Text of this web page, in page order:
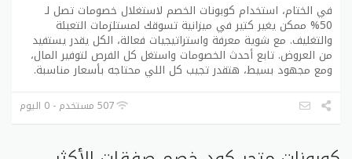
في الختام، استخدام كوبونات الخصم لاستغلال خصومات تصل لـ
50% ممكن يغير كتير في ميزانية تسوقك لمستلزمات التعبئة
والتغليف. مع شوية معرفة واستراتيجيات فعالة، الكل يقدر يستفيد
من العروض. تابع أحدث الخصومات واستغل كل الفرص لتوفير المال،
ومع مجهود بسيط، هتقدر تجيب كل اللي محتاجه بأسعار مناسبة.
507 مستخدم - 0 اليوم